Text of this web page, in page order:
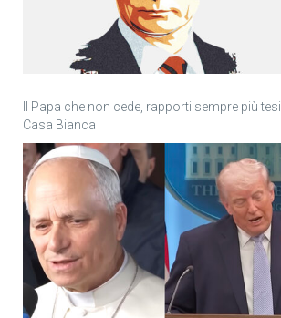
Il Papa che non cede, rapporti sempre più
Casa Bianca